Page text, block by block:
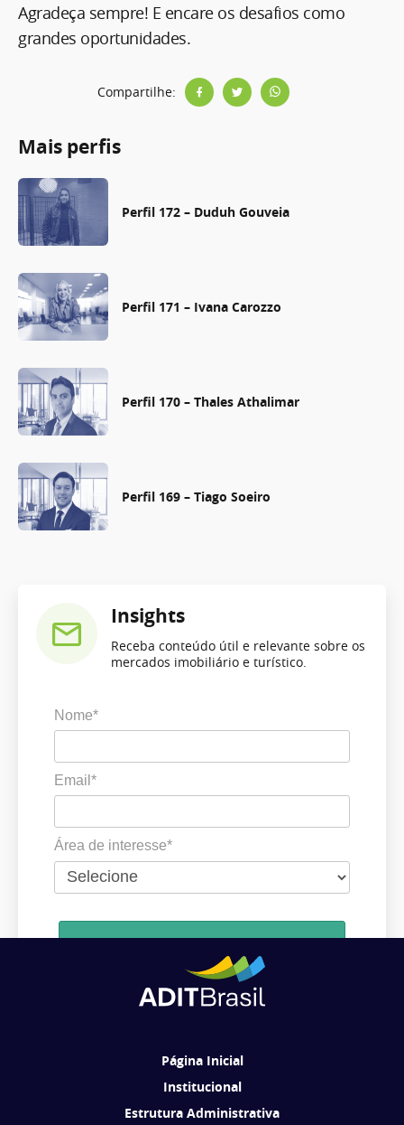
Agradeça sempre! E encare os desafios como
grandes oportunidades.
Compartilhe:
Mais perfis
Perfil 172 – Duduh Gouveia
Perfil 171 – Ivana Carozzo
Perfil 170 – Thales Athalimar
Perfil 169 – Tiago Soeiro
Insights
Receba conteúdo útil e relevante sobre os
mercados imobiliário e turístico.
Nome*
Email*
Área de interesse*
Ao se cadastrar, você concorda em receber comunicações da ADIT
Página Inicial
Institucional
Estrutura Administrativa